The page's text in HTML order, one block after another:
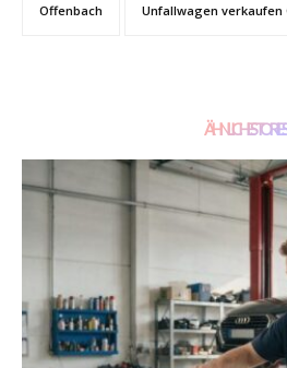
Offenbach Unfallwagen verkaufen
ÄHNLICHE STORIES